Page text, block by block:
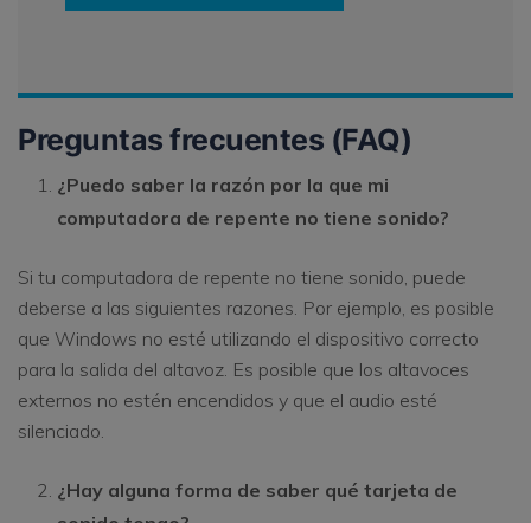
Preguntas frecuentes (FAQ)
¿Puedo saber la razón por la que mi
computadora de repente no tiene sonido?
Si tu computadora de repente no tiene sonido, puede
deberse a las siguientes razones. Por ejemplo, es posible
que Windows no esté utilizando el dispositivo correcto
para la salida del altavoz. Es posible que los altavoces
externos no estén encendidos y que el audio esté
silenciado.
¿Hay alguna forma de saber qué tarjeta de